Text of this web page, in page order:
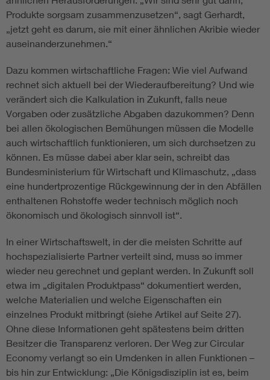
Produkte sorgsam zusammenzusetzen“, sagt Gerhardt,
„jetzt geht es darum, sie mit einer ähnlichen Akribie wieder
auseinanderzunehmen.“
Dazu kommen wirtschaftliche Fragen: Wie viel Aufwand
rechnet sich aktuell bei der Wiederaufbereitung? Und wie
verändert sich die Kalkulation in Zukunft, falls neue
Vorgaben oder zusätzliche Abgaben dazukommen? Denn
bei allen ökologischen Bemühungen müssen die Modelle
auch wirtschaftlich funktionieren, um sich durchsetzen zu
können. Es müsse dabei aber klar sein, schreibt das
Bundesministerium für Wirtschaft und Klimaschutz, „dass
eine hundertprozentige Rückgewinnung der in den Abfällen
enthaltenen Rohstoffe weder technisch möglich noch
ökonomisch und ökologisch sinnvoll ist“.
In einer Wirtschaftswelt, in der die meisten Schritte auf
hochspezialisierte Partner verteilt sind, muss so immer
wieder neu gerechnet und geplant werden. In Zukunft soll
etwa im „digitalen Produktpass“ dokumentiert werden,
welche Materialien und welche Eigenschaften ein
einzelnes Produkt mitbringt (siehe Artikel auf Seite 27).
Ohne diese Informationen geht spätestens beim dritten
Besitzer die Transparenz verloren. Der Weg zur Circular
Economy verlangt so ein Umdenken in allen Funktionen –
bis hin zur Entwicklung: „Die Königsdisziplin ist es, beim